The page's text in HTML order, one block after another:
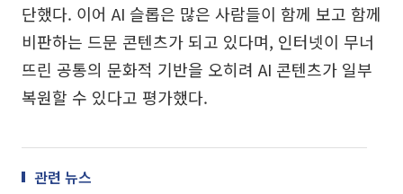
단했다. 이어 AI 슬롭은 많은 사람들이 함께 보고 함께
비판하는 드문 콘텐츠가 되고 있다며, 인터넷이 무너
뜨린 공통의 문화적 기반을 오히려 AI 콘텐츠가 일부
복원할 수 있다고 평가했다.
관련 뉴스